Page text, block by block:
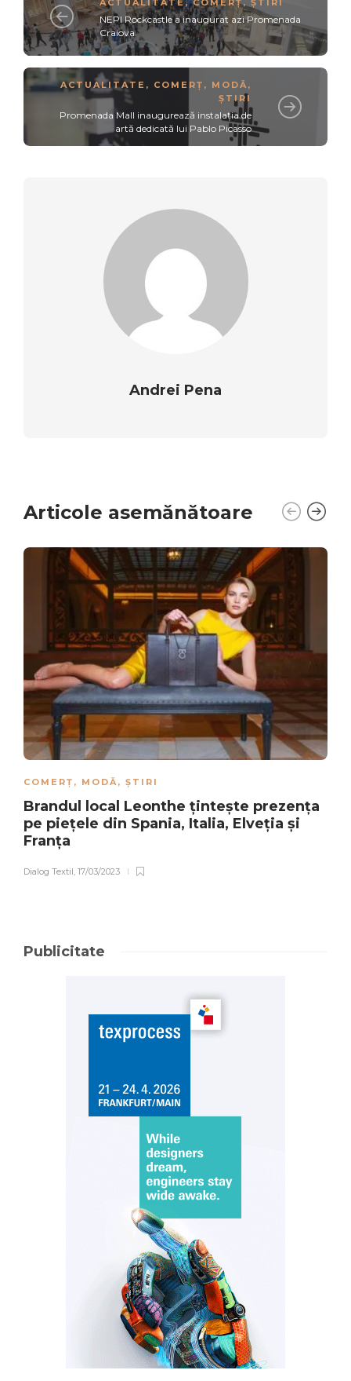
ACTUALITATE ,COMERȚ, ȘTIRI
NEPI Rockcastle a inaugurat azi Promenada
Craiova
ACTUALITATE , COMERȚ , MODĂ ,
ȘTIRI
Promenada Mall inaugurează instalația de
artă dedicată lui Pablo Picasso
Andrei Pena
Articole asemănătoare
COMERȚ , MODĂ, ȘTIRI
Brandul local Leonthe țintește prezența
pe piețele din Spania, Italia, Elveția și
Franța
Dialog Textil, 17/03/2023
Publicitate